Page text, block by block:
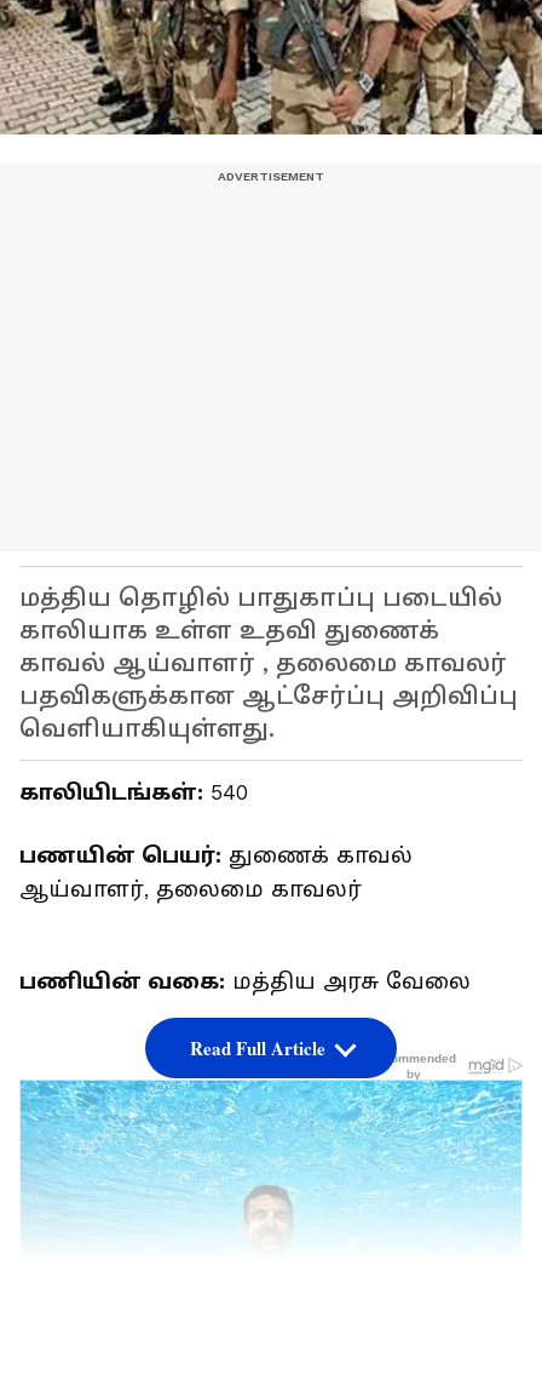
மத்திய தொழில் பாதுகாப்பு படையில்
காலியாக உள்ள உதவி துணைக்
காவல் ஆய்வாளர் , தலைமை காவலர்
பதவிகளுக்கான ஆட்சேர்ப்பு அறிவிப்பு
வெளியாகியுள்ளது.
காலியிடங்கள்: 540
பணயின் பெயர்: துணைக் காவல்
ஆய்வாளர், தலைமை காவலர்
பணியின் வகை: மத்திய அரசு வேலை
Read Full Article